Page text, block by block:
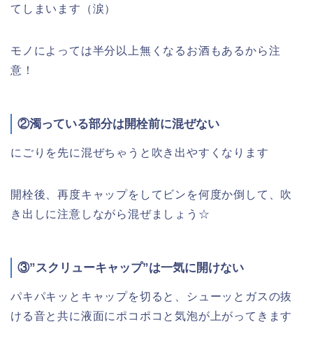
てしまいます（涙）
モノによっては半分以上無くなるお酒もあるから注
意！
②濁っている部分は開栓前に混ぜない
にごりを先に混ぜちゃうと吹き出やすくなります
開栓後、再度キャップをしてビンを何度か倒して、吹
き出しに注意しながら混ぜましょう☆
③”スクリューキャップ”は一気に開けない
パキパキッとキャップを切ると、シューッとガスの抜
ける音と共に液面にポコポコと気泡が上がってきます